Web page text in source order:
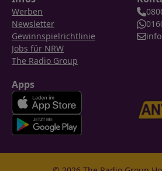
Werben
Newsletter
Gewinnspielrichtlinie
Jobs für NRW
The Radio Group
Apps